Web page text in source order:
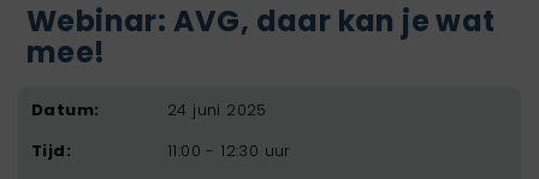
Webinar: AVG, daar kan je wat
mee!
Datum:
24 juni 2025
Tijd:
11:00 - 12:30 uur